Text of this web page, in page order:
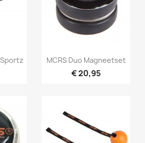
Snel bekijken
MCRS Duo Magneetset
€ 20,95